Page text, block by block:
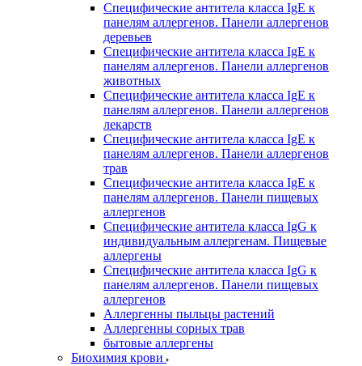
Специфические антитела класса IgE к
панелям аллергенов. Панели аллергенов
деревьев
Специфические антитела класса IgE к
панелям аллергенов. Панели аллергенов
животных
Специфические антитела класса IgE к
панелям аллергенов. Панели аллергенов
лекарств
Специфические антитела класса IgE к
панелям аллергенов. Панели аллергенов
трав
Специфические антитела класса IgE к
панелям аллергенов. Панели пищевых
аллергенов
Специфические антитела класса IgG к
индивидуальным аллергенам. Пищевые
аллергены
Специфические антитела класса IgG к
панелям аллергенов. Панели пищевых
аллергенов
Аллергенны пыльцы растений
Аллергенны сорных трав
бытовые аллергены
Биохимия крови